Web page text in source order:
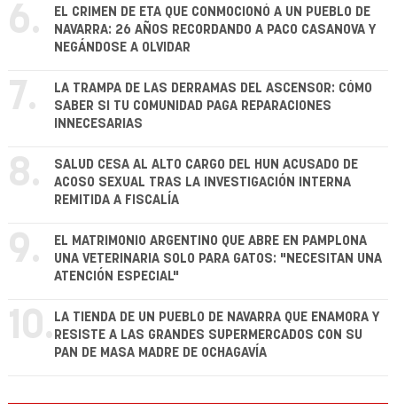
6.
EL CRIMEN DE ETA QUE CONMOCIONÓ A UN PUEBLO DE
NAVARRA: 26 AÑOS RECORDANDO A PACO CASANOVA Y
NEGÁNDOSE A OLVIDAR
7.
LA TRAMPA DE LAS DERRAMAS DEL ASCENSOR: CÓMO
SABER SI TU COMUNIDAD PAGA REPARACIONES
INNECESARIAS
8.
SALUD CESA AL ALTO CARGO DEL HUN ACUSADO DE
ACOSO SEXUAL TRAS LA INVESTIGACIÓN INTERNA
REMITIDA A FISCALÍA
9.
EL MATRIMONIO ARGENTINO QUE ABRE EN PAMPLONA
UNA VETERINARIA SOLO PARA GATOS: "NECESITAN UNA
ATENCIÓN ESPECIAL"
10. LA TIENDA DE UN PUEBLO DE NAVARRA QUE ENAMORA Y
RESISTE A LAS GRANDES SUPERMERCADOS CON SU
PAN DE MASA MADRE DE OCHAGAVÍA